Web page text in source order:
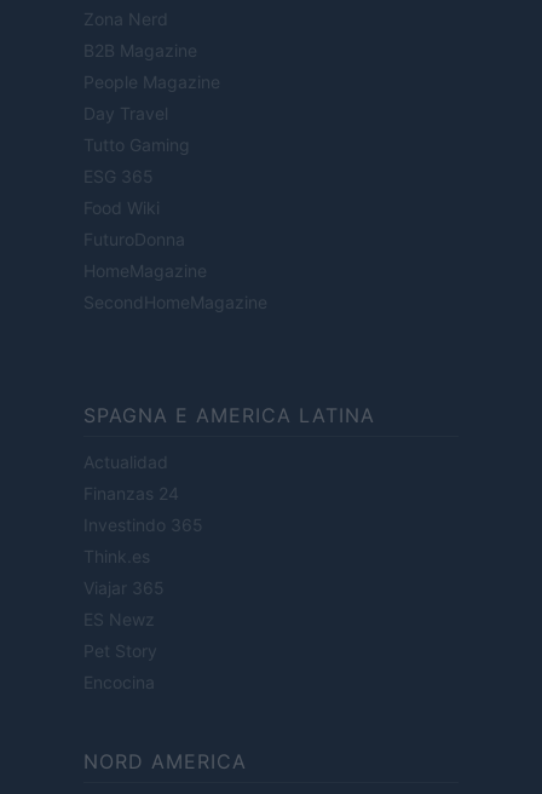
Zona Nerd
B2B Magazine
People Magazine
Day Travel
Tutto Gaming
ESG 365
Food Wiki
FuturoDonna
HomeMagazine
SecondHomeMagazine
SPAGNA E AMERICA LATINA
Actualidad
Finanzas 24
Investindo 365
Think.es
Viajar 365
ES Newz
Pet Story
Encocina
NORD AMERICA